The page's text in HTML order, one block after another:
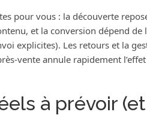
pour vous : la découverte
et la conversion dépend de
explicites). Les retours et la
vente annule rapidement l’effet
à prévoir (et